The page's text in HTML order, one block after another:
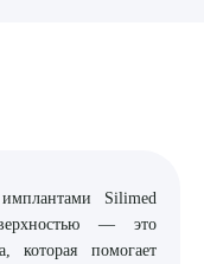
Silimed
— это
которая помогает